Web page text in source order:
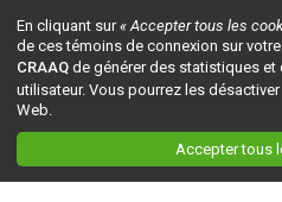
En cliquant sur« Accepter tous les
de ces témoins de connexion sur
CRAAQ de générer des statistiques et
utilisateur. Vous pourrez les
Web.
Accepter tous